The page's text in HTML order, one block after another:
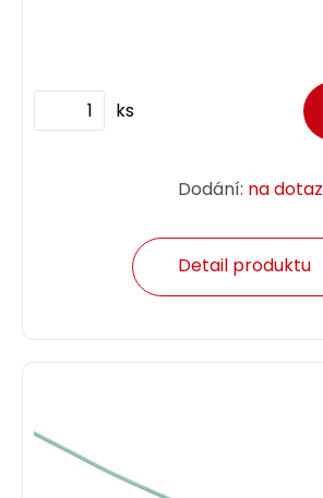
ks
Dodání: na dotaz
Detail produktu